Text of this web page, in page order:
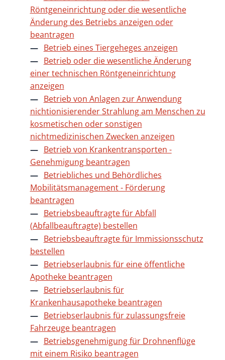
Röntgeneinrichtung oder die wesentliche
Änderung des Betriebs anzeigen oder
beantragen
Betrieb eines Tiergeheges anzeigen
Betrieb oder die wesentliche Änderung
einer technischen Röntgeneinrichtung
anzeigen
Betrieb von Anlagen zur Anwendung
nichtionisierender Strahlung am Menschen zu
kosmetischen oder sonstigen
nichtmedizinischen Zwecken anzeigen
Betrieb von Krankentransporten -
Genehmigung beantragen
Betriebliches und Behördliches
Mobilitätsmanagement - Förderung
beantragen
Betriebsbeauftragte für Abfall
(Abfallbeauftragte) bestellen
Betriebsbeauftragte für Immissionsschutz
bestellen
Betriebserlaubnis für eine öffentliche
Apotheke beantragen
Betriebserlaubnis für
Krankenhausapotheke beantragen
Betriebserlaubnis für zulassungsfreie
Fahrzeuge beantragen
Betriebsgenehmigung für Drohnenflüge
mit einem Risiko beantragen